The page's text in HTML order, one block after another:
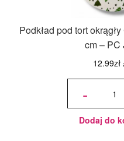
Podkład pod tort
cm – PC
12.99zł
-
ilość
okrągły
Choinki
cm, h 1
cm - PC
Dodaj do